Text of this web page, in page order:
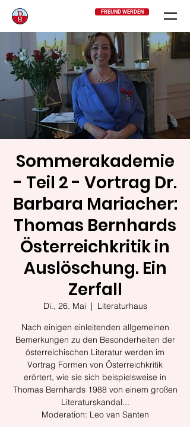
FREUND WERDEN
Sommerakademie
- Teil 2 - Vortrag Dr.
Barbara Mariacher:
Thomas Bernhards
Österreichkritik in
Auslöschung. Ein
Zerfall
Di., 26. Mai
  |
Literaturhaus
Nach einigen einleitenden allgemeinen
Bemerkungen zu den Besonderheiten der
österreichischen Literatur werden im
Vortrag Formen von Österreichkritik
erörtert, wie sie sich beispielsweise in
Thomas Bernhards 1988 von einem großen
Literaturskandal...
Moderation: Leo van Santen